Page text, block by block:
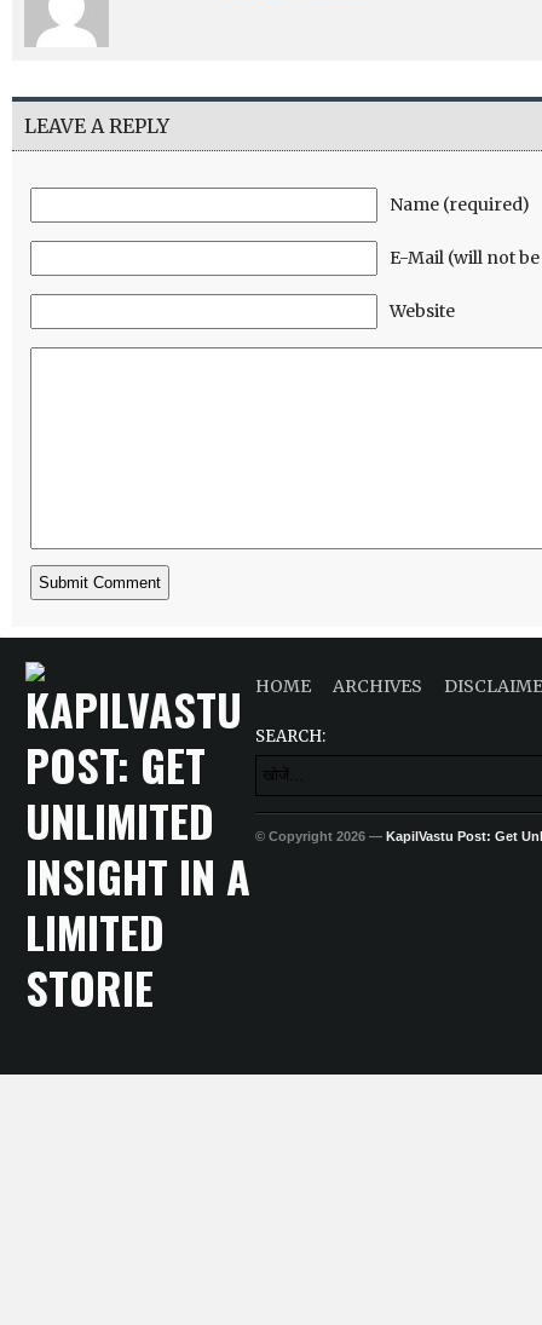
LEAVE A REPLY
Name (required)
E-Mail (will not
Website
HOME ARCHIVES
SEARCH:
© Copyright 2026 — KapilVastu Post: Get